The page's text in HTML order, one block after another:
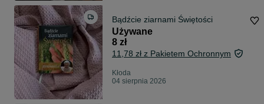
Bądźcie ziarnami Świętości
Używane
8 zł
11,78 zł z Pakietem Ochronnym
Kłoda
04 sierpnia 2026